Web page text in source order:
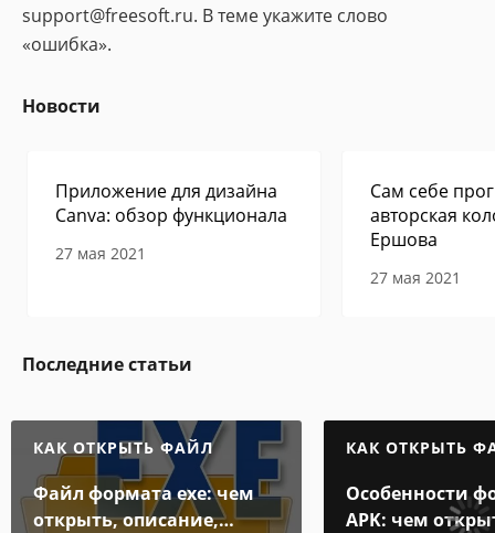
support@freesoft.ru. В теме укажите слово
«ошибка».
Новости
Приложение для дизайна
Canva: обзор функционала
27 мая 2021
Сам себе
авторская
Ершова
27 мая 2021
Последние статьи
КАК ОТКРЫТЬ ФАЙЛ
Файл формата exe: чем
открыть, описание,
КАК ОТКРЫТЬ
Особенности
APK: чем